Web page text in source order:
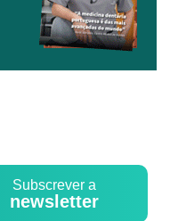
Subscrever a
newsletter